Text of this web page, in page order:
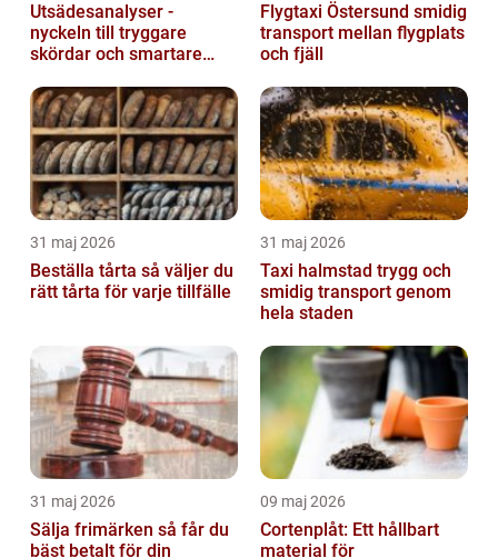
Utsädesanalyser -
nyckeln till tryggare
skördar och smartare
Flygtaxi Östersund smidig
transport mellan flygplats
och fjäll
31 maj 2026
Beställa tårta så väljer du
rätt tårta för varje tillfälle
31 maj 2026
Taxi halmstad trygg och
smidig transport genom
hela staden
31 maj 2026
Sälja frimärken så får du
bäst betalt för din
09 maj 2026
Cortenplåt: Ett hållbart
material för